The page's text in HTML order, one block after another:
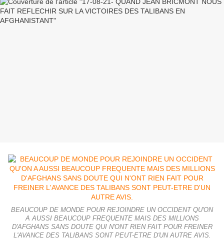
BEAUCOUP DE MONDE POUR REJOINDRE UN OCCIDENT QU'ON
A AUSSI BEAUCOUP FREQUENTE MAIS DES MILLIONS
D'AFGHANS SANS DOUTE QUI N'ONT RIEN FAIT POUR FREINER
L'AVANCE DES TALIBANS SONT PEUT-ETRE D'UN AUTRE AVIS.